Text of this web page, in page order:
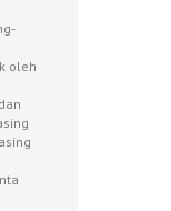
oleh